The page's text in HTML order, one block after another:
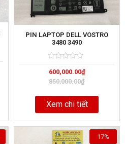
PIN LAPTOP DELL VOSTRO
3480 3490
0
out
of
850,000.00₫
600,000.00₫
Xem chi tiết
17%